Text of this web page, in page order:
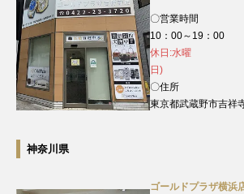
〇営業時間
10：00
休日:水曜
〇住所
東京都武蔵野市吉
神奈川県
ゴールドプラザ横浜